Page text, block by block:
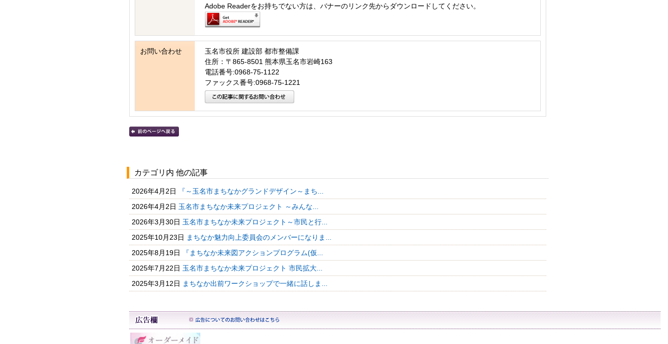
Adobe Readerをお持ちでない方は、バナーのリンク先からダウンロードしてください。
お問い合わせ
玉名市役所 建設部 都市整備課
住所：〒865-8501 熊本県玉名市岩崎163
電話番号:0968-75-1122
ファックス番号:0968-75-1221
カテゴリ内 他の記事
2026年4月2日
『～玉名市まちなかグランドデザイン～まち...
2026年4月2日 玉名市まちなか未来プロジェクト ～みんな...
2026年3月30日 玉名市まちなか未来プロジェクト～市民と行...
2025年10月23日 まちなか魅力向上委員会のメンバーになりま...
2025年8月19日
『まちなか未来図アクションプログラム(仮...
2025年7月22日 玉名市まちなか未来プロジェクト 市民拡大...
2025年3月12日 まちなか出前ワークショップで一緒に話しま...